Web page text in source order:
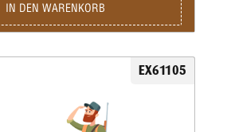
IN DEN WARENKORB
EX61105